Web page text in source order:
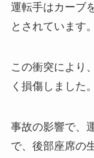
運転手はカーブ
とされています。
この衝突により
く損傷しました。
事故の影響で、
で、後部座席の